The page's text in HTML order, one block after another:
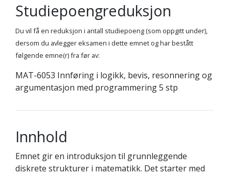
Studiepoengreduksjon
Du vil få en reduksjon i antall studiepoeng (som oppgitt under),
dersom du avlegger eksamen i dette emnet og har bestått
følgende emne(r) fra før av:
MAT-6053 Innføring i logikk, bevis, resonnering og
argumentasjon med programmering 5 stp
Innhold
Emnet gir en introduksjon til grunnleggende
diskrete strukturer i matematikk. Det starter med